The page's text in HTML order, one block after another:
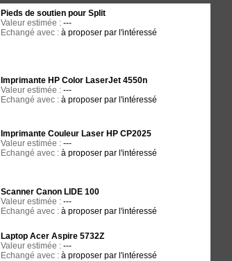
Pieds de soutien pour Split
Valeur estimée : ---
Echangé avec : à proposer par l'intéressé
Imprimante HP Color LaserJet 4550n
Valeur estimée : ---
Echangé avec : à proposer par l'intéressé
Imprimante Couleur Laser HP CP2025
Valeur estimée : ---
Echangé avec : à proposer par l'intéressé
Scanner Canon LIDE 100
Valeur estimée : ---
Echangé avec : à proposer par l'intéressé
Laptop Acer Aspire 5732Z
Valeur estimée : ---
Echangé avec : à proposer par l'intéressé